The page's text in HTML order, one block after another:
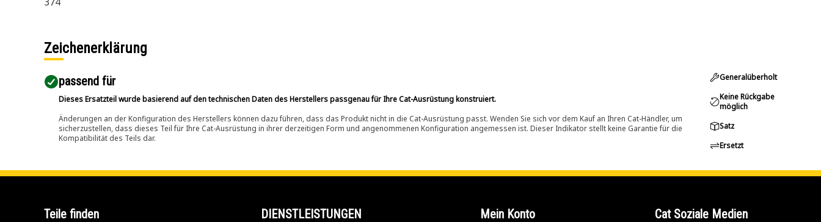
Zeichenerklärung
passend für​
Dieses Ersatzteil wurde basierend auf den technischen Daten des Herstellers passgenau für Ihre Cat-Ausrüstung konstruiert.
Änderungen an der Konfiguration des Herstellers können dazu führen, dass das Produkt nicht in die Cat-Ausrüstung passt. Wenden Sie sich vor dem Kauf an Ihren Cat-Händler, um
sicherzustellen, dass dieses Teil für Ihre Cat-Ausrüstung in ihrer derzeitigen Form und angenommenen Konfiguration angemessen ist. Dieser Indikator stellt keine Garantie für die
Kompatibilität des Teils dar.
Generalüberholt
Keine Rückgabe
möglich
Satz
Ersetzt
Teile finden DIENSTLEISTUNGEN Mein Konto Cat Soziale Medien